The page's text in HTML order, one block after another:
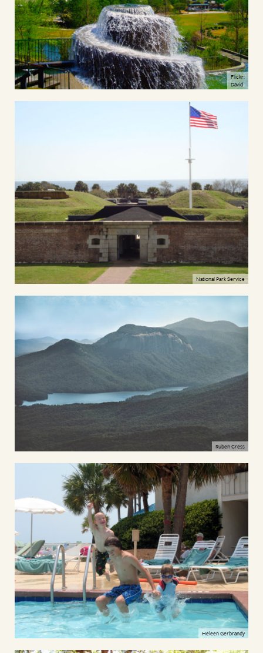
Flickr:
David
National Park Service
Ruben Cress
Heleen Gerbrandy